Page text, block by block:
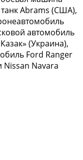
Abrams (США),
автомобиль
(Украина),
Ford Ranger
Navara